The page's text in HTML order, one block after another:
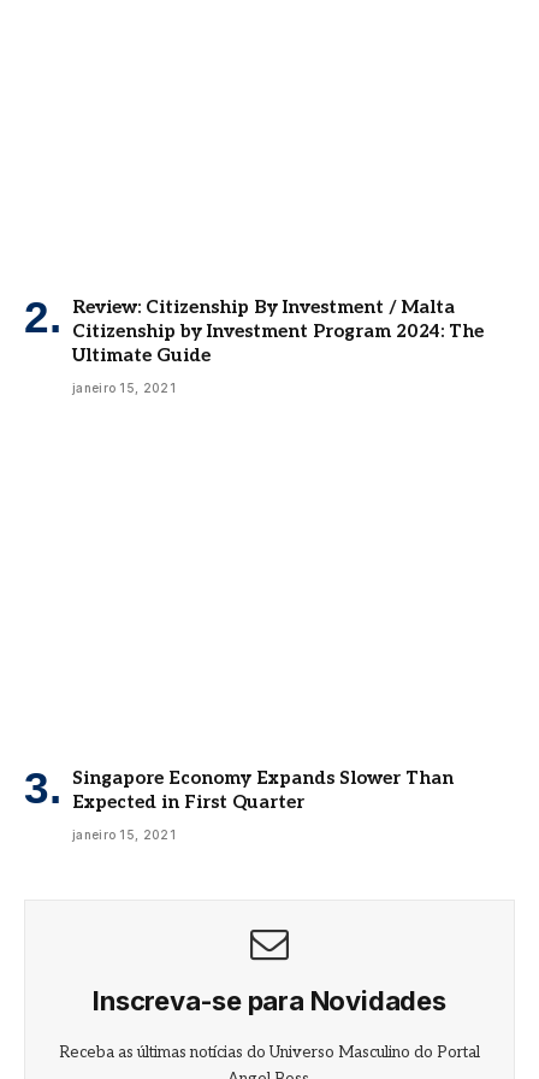
Review: Citizenship By Investment / Malta
Citizenship by Investment Program 2024: The
Ultimate Guide
janeiro 15, 2021
Singapore Economy Expands Slower Than
Expected in First Quarter
janeiro 15, 2021
Inscreva-se para Novidades
Receba as últimas notícias do Universo Masculino do Portal